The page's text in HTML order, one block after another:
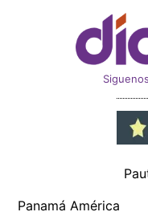
Panamá América